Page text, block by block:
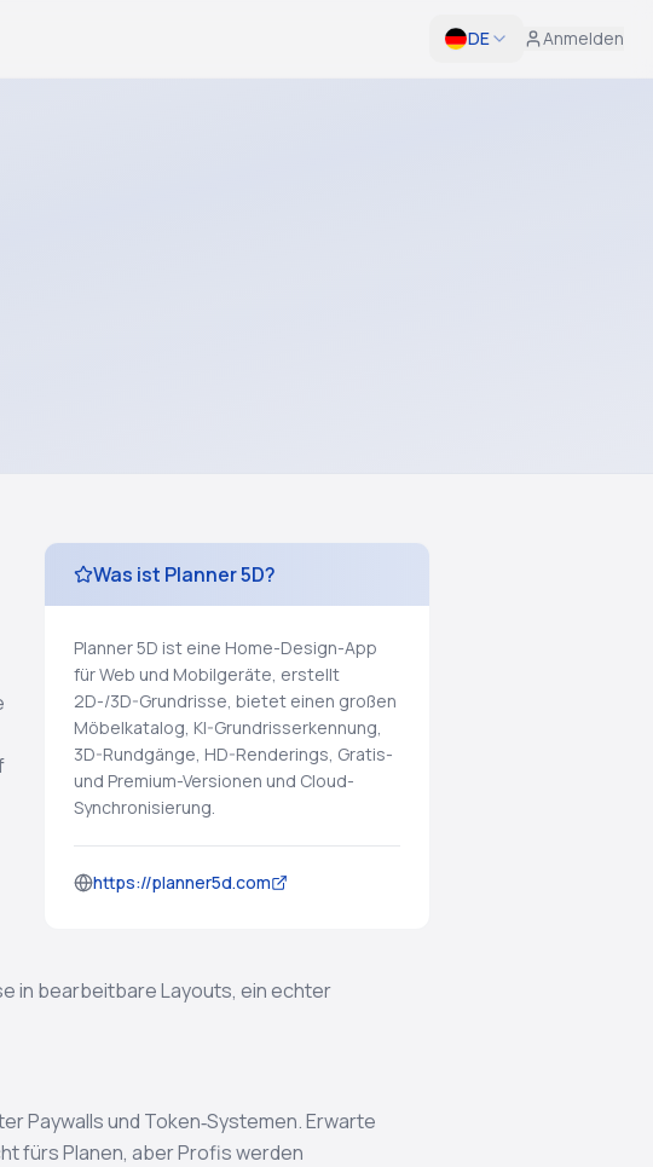
DE Anmelden
Was ist Planner 5D?
Planner 5D ist eine Home-Design-App
für Web und Mobilgeräte, erstellt
2D-/3D-Grundrisse, bietet einen großen
Möbelkatalog, KI-Grundrisserkennung,
3D-Rundgänge, HD-Renderings, Gratis-
und Premium-Versionen und Cloud-
Synchronisierung.
https://planner5d.com
in bearbeitbare Layouts, ein echter
Paywalls und Token‑Systemen. Erwarte
fürs Planen, aber Profis werden